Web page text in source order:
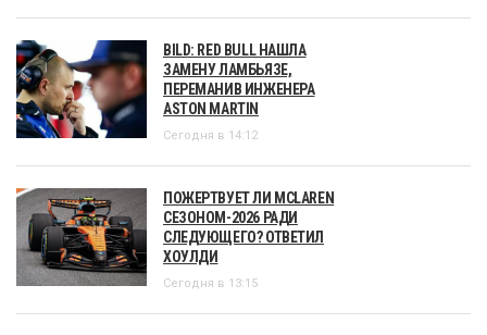
BILD: RED BULL НАШЛА
ЗАМЕНУ ЛАМБЬЯЗЕ,
ПЕРЕМАНИВ ИНЖЕНЕРА
ASTON MARTIN
Сегодня в 14:12
ПОЖЕРТВУЕТ ЛИ MCLAREN
СЕЗОНОМ-2026 РАДИ
СЛЕДУЮЩЕГО? ОТВЕТИЛ
ХОУЛДИ
Сегодня в 13:15